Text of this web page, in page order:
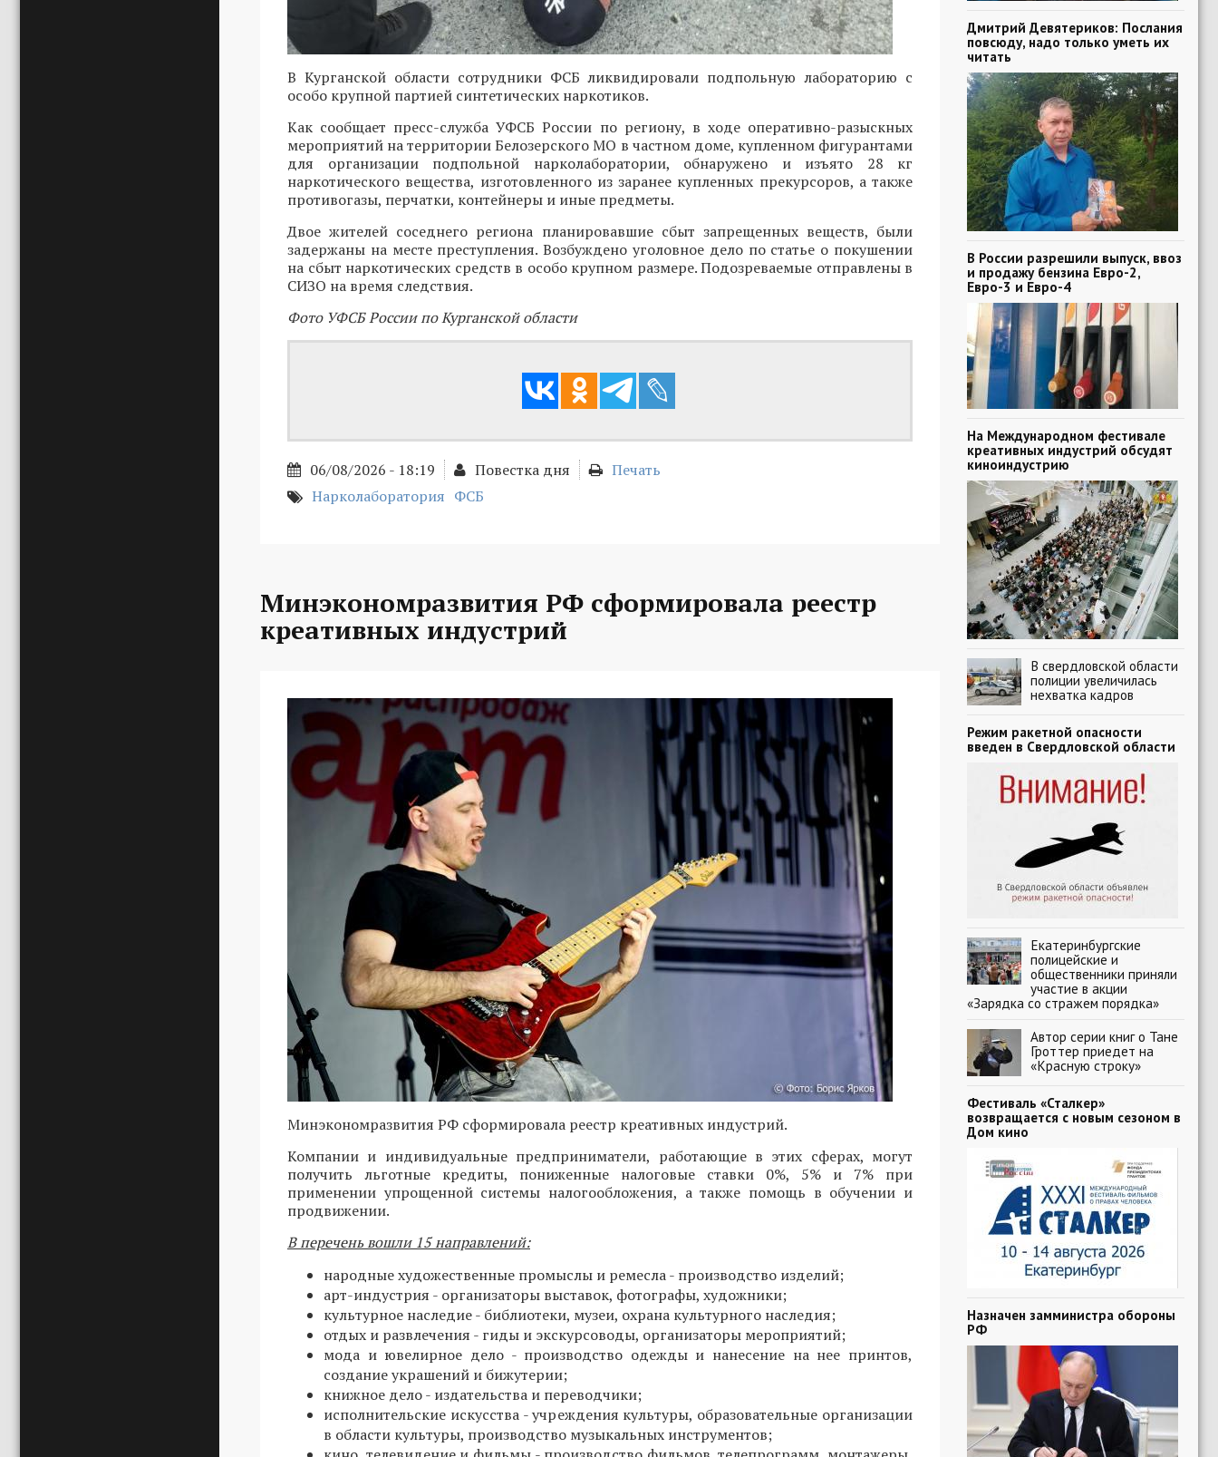
В Курганской области сотрудники ФСБ ликвидировали подпольную лабораторию с
особо крупной партией синтетических наркотиков.
Как сообщает пресс-служба УФСБ России по региону, в ходе оперативно-разыскных
мероприятий на территории Белозерского МО в частном доме, купленном фигурантами
для организации подпольной нарколаборатории, обнаружено и изъято 28 кг
наркотического вещества, изготовленного из заранее купленных прекурсоров, а также
противогазы, перчатки, контейнеры и иные предметы.
Двое жителей соседнего региона планировавшие сбыт запрещенных веществ, были
задержаны на месте преступления. Возбуждено уголовное дело по статье о покушении
на сбыт наркотических средств в особо крупном размере. Подозреваемые отправлены в
СИЗО на время следствия.
Фото УФСБ России по Курганской области
06/08/2026 - 18:19 Повестка дня
Печать
Нарколаборатория ФСБ
Минэкономразвития РФ сформировала реестр
креативных индустрий
Минэкономразвития РФ сформировала реестр креативных индустрий.
Компании и индивидуальные предприниматели, работающие в этих сферах, могут
получить льготные кредиты, пониженные налоговые ставки 0%, 5% и 7% при
применении упрощенной системы налогообложения, а также помощь в обучении и
продвижении.
В перечень вошли 15 направлений:
народные художественные промыслы и ремесла - производство изделий;
арт-индустрия - организаторы выставок, фотографы, художники;
культурное наследие - библиотеки, музеи, охрана культурного наследия;
отдых и развлечения - гиды и экскурсоводы, организаторы мероприятий;
мода и ювелирное дело - производство одежды и нанесение на нее принтов,
создание украшений и бижутерии;
книжное дело - издательства и переводчики;
исполнительские искусства - учреждения культуры, образовательные организации
в области культуры, производство музыкальных инструментов;
Дмитрий Девятериков: Послания
повсюду, надо только уметь их
читать
В России разрешили выпуск, ввоз
и продажу бензина Евро-2,
Евро-3 и Евро-4
На Международном фестивале
креативных индустрий обсудят
киноиндустрию
В свердловской области
полиции увеличилась
нехватка кадров
Режим ракетной опасности
введен в Свердловской области
Екатеринбургские
полицейские и
общественники приняли
участие в акции
«Зарядка со стражем порядка»
Автор серии книг о Тане
Гроттер приедет на
«Красную строку»
Фестиваль «Сталкер»
возвращается с новым сезоном в
Дом кино
Назначен замминистра обороны
РФ